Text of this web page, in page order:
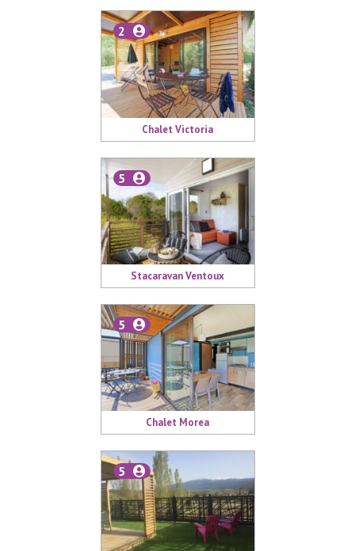
Chalet Victoria
2
Stacaravan Ventoux
5
Chalet Morea
5
5